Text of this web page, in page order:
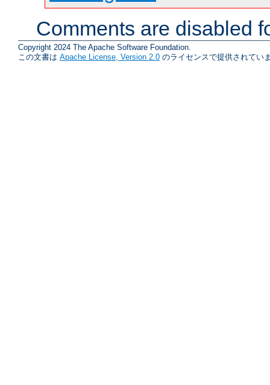
Comments are disabled
Copyright 2024 The Apache Software Foundation.
この文書は Apache License, Version 2.0 のライセンスで提供されてい